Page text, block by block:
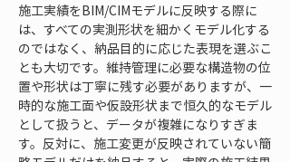
施工実績をBIM/CIMモデルに反映する際に
は、すべての実測形状を細かくモデル化する
のではなく、納品目的に応じた表現を選ぶこ
とも大切です。維持管理に必要な構造物の位
置や形状は丁寧に残す必要がありますが、一
時的な施工面や仮設形状まで恒久的なモデル
として扱うと、データが複雑になりすぎま
す。反対に、施工変更が反映されていない簡